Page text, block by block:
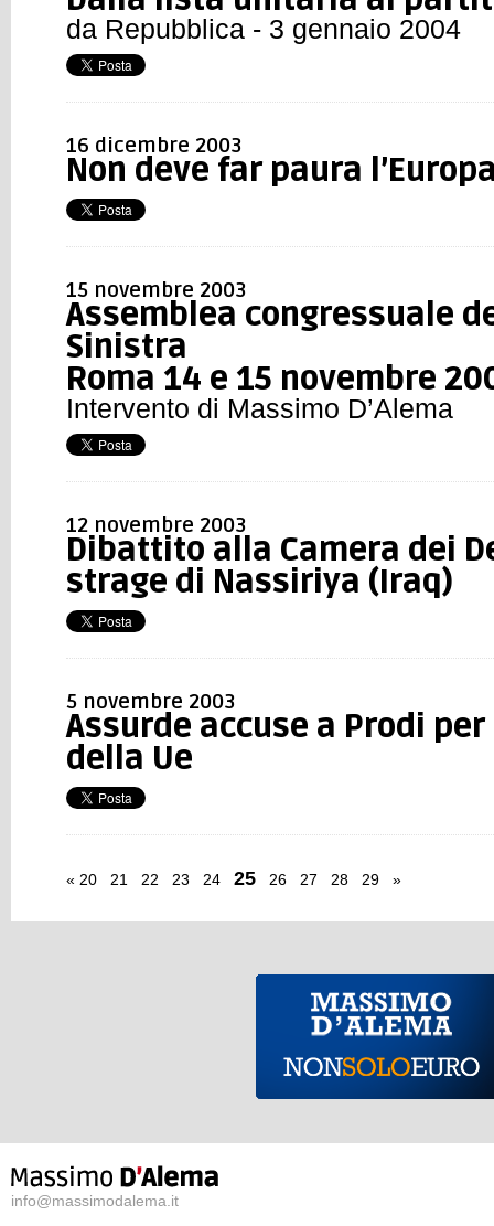
da Repubblica - 3 gennaio 2004
16 dicembre 2003
Non deve far paura
15 novembre 2003
Assemblea congressuale
Sinistra
Roma 14 e 15 novembre
Intervento di Massimo D’Alema
12 novembre 2003
Dibattito alla Camera dei
strage di Nassiriya (Iraq)
5 novembre 2003
Assurde accuse a Prodi
della Ue
« 20 21 22 23 24 25 26 27 28 29 »
info@massimodalema.it